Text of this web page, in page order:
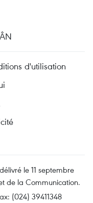
d'utilisation
le 11 septembre
de la Communication.
(024) 39411348